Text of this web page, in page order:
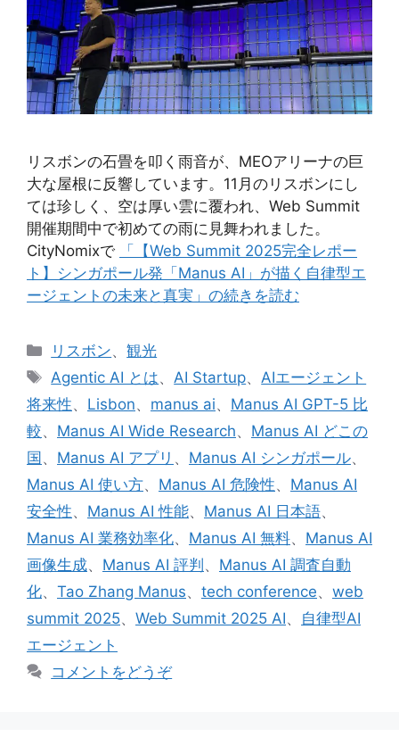
リスボンの石畳を叩く雨音が、MEOアリーナの巨
大な屋根に反響しています。11月のリスボンにし
ては珍しく、空は厚い雲に覆われ、Web Summit
開催期間中で初めての雨に見舞われました。
CityNomixで
「【Web Summit 2025完全レポー
ト】シンガポール発「Manus AI」が描く自律型エ
ージェントの未来と真実」の続きを読む
カ
テ
ゴ
リ
ー
リスボン、観光
タ
グ
Agentic AI とは、 AI Startup、 AIエージェント
将来性、 Lisbon、 manus ai、 Manus AI GPT-5 比
較、 Manus AI Wide Research、 Manus AI どこの
国、 Manus AI アプリ 、 Manus AI シンガポール、
Manus AI 使い方、 Manus AI 危険性、 Manus AI
安全性、 Manus AI 性能、 Manus AI 日本語、
Manus AI 業務効率化、 Manus AI 無料、 Manus AI
画像生成、 Manus AI 評判、 Manus AI 調査自動
化、 Tao Zhang Manus、 tech conference、 web
summit 2025、 Web Summit 2025 AI、 自律型AI
エージェント
コメントをどうぞ